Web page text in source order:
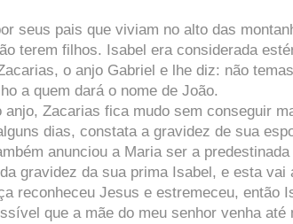
seus pais que viviam no alto das
terem filhos. Isabel era considerada
o anjo Gabriel e lhe diz: não
a quem dará o nome de João.
Zacarias fica mudo sem conseguir
dias, constata a gravidez de sua
anunciou a Maria ser a
gravidez da sua prima Isabel, e esta vai
reconheceu Jesus e estremeceu, então
que a mãe do meu senhor venha